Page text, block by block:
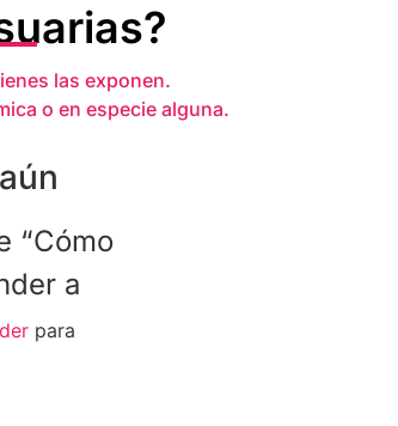
las exponen.
o en especie alguna.
“Cómo
a
para